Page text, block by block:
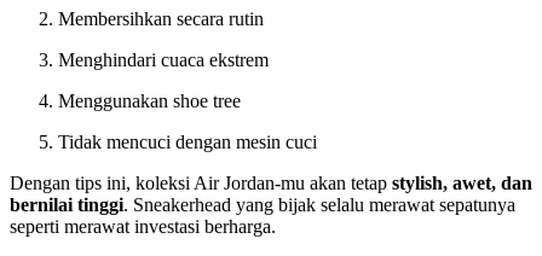
Membersihkan secara rutin
Menghindari cuaca ekstrem
Menggunakan shoe tree
Tidak mencuci dengan mesin cuci
Dengan tips ini, koleksi Air Jordan-mu akan tetap stylish, awet, dan
bernilai tinggi. Sneakerhead yang bijak selalu merawat sepatunya
seperti merawat investasi berharga.